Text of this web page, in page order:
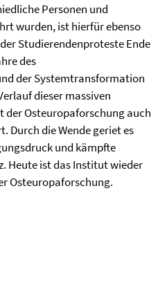
Personen und
wurden, ist hierfür ebenso
Studierendenproteste Ende
des
der Systemtransformation
dieser massiven
der Osteuropaforschung auch
Durch die Wende geriet es
und kämpfte
Heute ist das Institut wieder
Osteuropaforschung.